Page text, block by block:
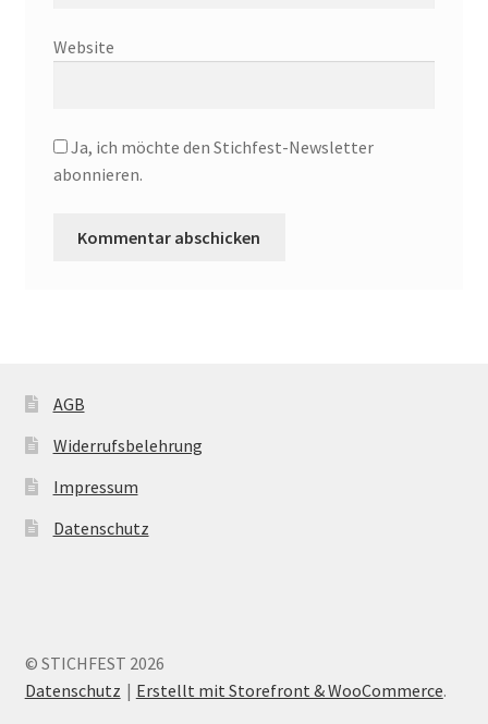
Website
Ja, ich möchte den Stichfest-Newsletter
abonnieren.
AGB
Widerrufsbelehrung
Impressum
Datenschutz
© STICHFEST 2026
Datenschutz
Erstellt mit Storefront & WooCommerce.